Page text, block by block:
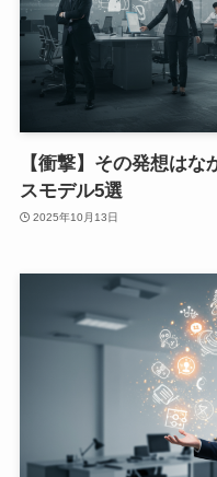
【衝撃】その発想は
スモデル5選
2025年10月13日